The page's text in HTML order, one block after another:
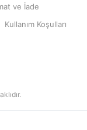
ve İade
Kullanım Koşulları